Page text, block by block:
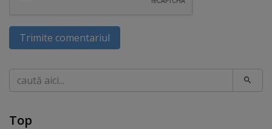
Trimite comentariul
Caută
Top